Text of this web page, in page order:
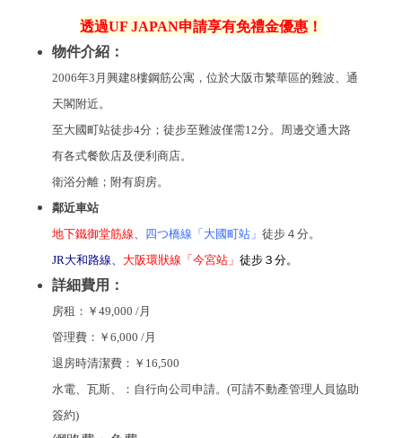
透過UF JAPAN申請享有免禮金優惠！
物件介紹：
2006年3月興建8樓鋼筋公寓，位於大阪市繁華區的難波、通
天閣附近。
至大國町站徒步4分；徒步至難波僅需12分。周邊交通大路
有各式餐飲店及便利商店。
衛浴分離；附有廚房。
鄰近車站
地下鐵御堂筋線、 四つ橋線 「大國町站」徒步４分。
JR大和路線、 大阪環狀線「今宮站」徒步３分。
詳細費用：
房租： ￥49,000 /月
管理費： ￥6,000 /月
退房時清潔費：￥16,500
水電、瓦斯、：自行向公司申請。(可請不動產管理人員協助
簽約)